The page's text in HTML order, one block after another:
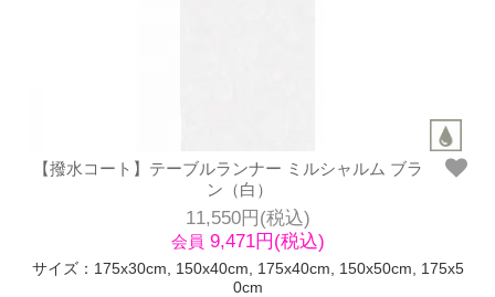
【撥水コート】テーブルランナー ミルシャルム ブラ
ン（白）
11,550円(税込)
会員 9,471円(税込)
サイズ：175x30cm, 150x40cm, 175x40cm, 150x50cm, 175x5
0cm